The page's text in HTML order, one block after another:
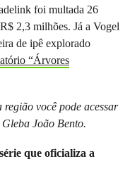
foi multada 26
2,3 milhões. Já a Vogel
de ipê explorado
“Árvores
região você pode acessar
João Bento.
que oficializa a